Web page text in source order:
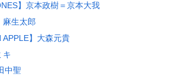
】京本政樹＝京本大我
麻生太郎
APPLE】大森元貴
キ
中聖